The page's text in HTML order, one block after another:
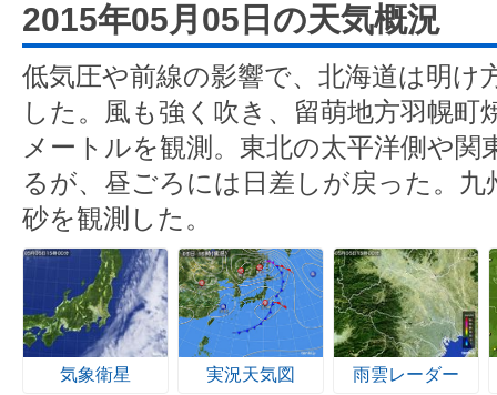
2015年05月05日の天気概況
低気圧や前線の影響で、北海道は明け
した。風も強く吹き、留萌地方羽幌町
メートルを観測。東北の太平洋側や
るが、昼ごろには日差しが戻った。
砂を観測した。
気象衛星 実況天気図 雨雲レーダー